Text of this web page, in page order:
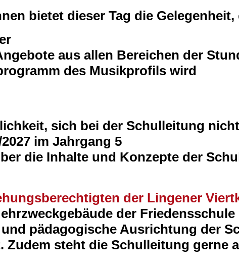
bietet dieser Tag die
aus allen Bereichen der
des Musikprofils wird
sich bei der Schulleitung
im Jahrgang 5
die Inhalte und Konzepte der
der Lingener
der
pädagogische Ausrichtung der
steht die Schulleitung gerne